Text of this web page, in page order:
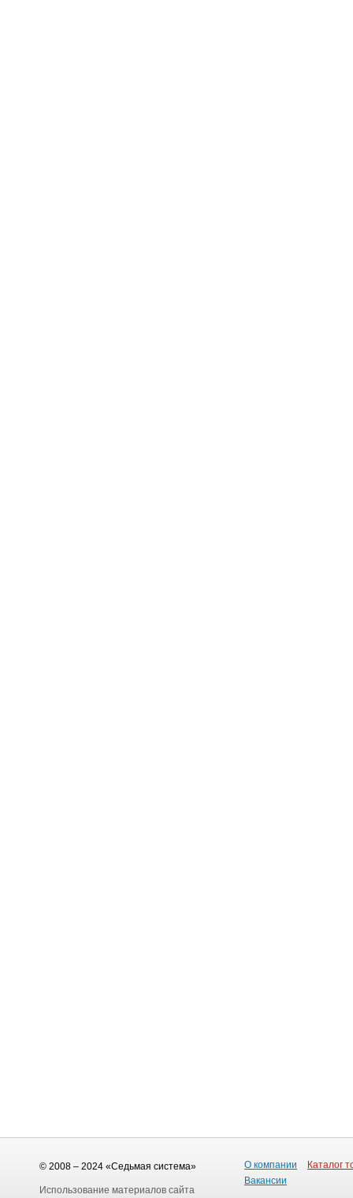
© 2008 – 2024 «Седьмая система»
Использование материалов сайта
О компании
Каталог
Вакансии